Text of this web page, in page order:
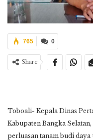
0
765
Share
Toboali- Kepala Dinas
Kabupaten Bangka
perluasan tanam budi